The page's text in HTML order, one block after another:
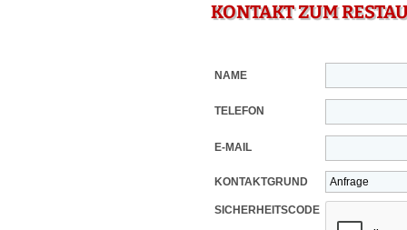
KONTAKT ZUM
NAME
TELEFON
E-MAIL
KONTAKTGRUND
SICHERHEITSCODE